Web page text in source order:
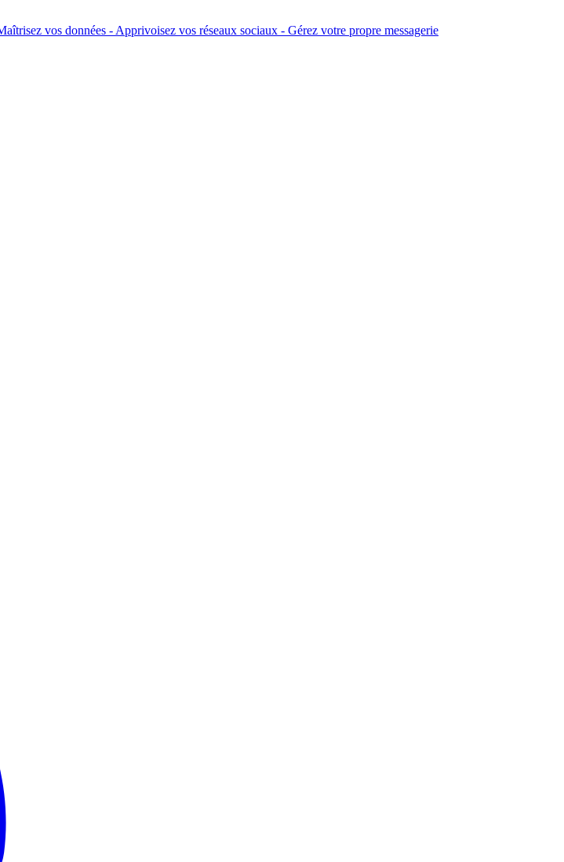
vos données - Apprivoisez vos réseaux sociaux - Gérez votre propre messagerie